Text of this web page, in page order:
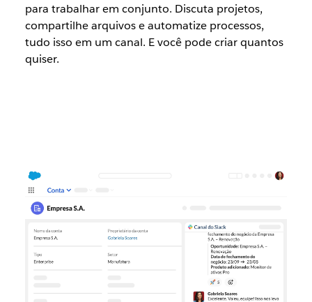
para trabalhar em conjunto. Discuta projetos,
compartilhe arquivos e automatize processos,
tudo isso em um canal. E você pode criar quantos
quiser.